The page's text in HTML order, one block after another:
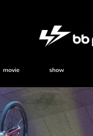
movie show